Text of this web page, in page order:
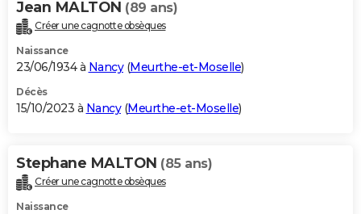
Bricolage
Lifestyle
Culture
Sport
Auto
Television
Voyage
Cinema
Jean MALTON (89 ans)
Créer une cagnotte obsèques
Naissance
23/06/1934 à Nancy(Meurthe-et-Moselle)
Décès
15/10/2023 à Nancy(Meurthe-et-Moselle)
Stephane MALTON (85 ans)
Créer une cagnotte obsèques
Naissance